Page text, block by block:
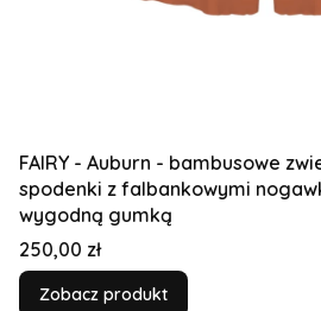
FAIRY - Auburn - bambusowe
spodenki z falbankowymi
wygodną gumką
Cena
250,00 zł
Zobacz produkt